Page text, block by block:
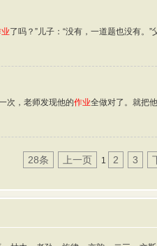
了吗？”儿子：“没有，一道题也没有。
次，老师发现他的作业全做对了。就把
28条 上一页 1 2 3